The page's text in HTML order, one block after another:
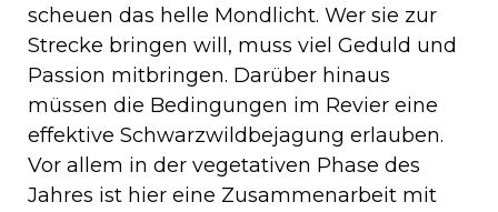
scheuen das helle Mondlicht. Wer sie zur
Strecke bringen will, muss viel Geduld und
Passion mitbringen. Darüber hinaus
müssen die Bedingungen im Revier eine
effektive Schwarzwildbejagung erlauben.
Vor allem in der vegetativen Phase des
Jahres ist hier eine Zusammenarbeit mit